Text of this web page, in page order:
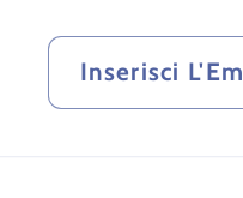
Inserisci